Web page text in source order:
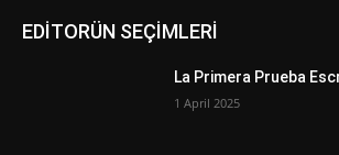
EDİTORÜN SEÇİMLERİ
La Primera Prueba
1 April 2025